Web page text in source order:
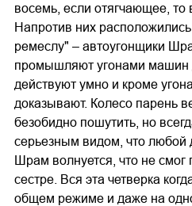
восемь, если отягчающее, то
Напротив них
ремеслу" – автоугонщики
промышляют угонами машин
действуют умно и кроме
доказывают. Колесо парень
безобидно пошутить, но
серьезным видом, что любой
Шрам волнуется, что не смог
сестре. Вся эта четверка
общем режиме и даже на